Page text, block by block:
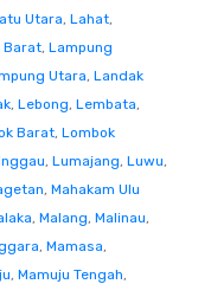
Utara, Lahat,
Barat, Lampung
Utara, Landak
, Lebong, Lembata,
Barat, Lombok
, Lumajang, Luwu,
, Mahakam Ulu
, Malang, Malinau,
, Mamasa,
, Mamuju Tengah,